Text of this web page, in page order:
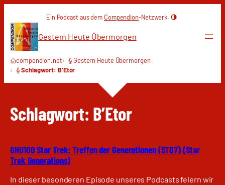
Inhalt
springen
Ein Podcast aus dem Compendion-Netzwerk.
Gestern Heute Übermorgen
compendion.net
Gestern Heute Übermorgen
Schlagwort: B’Etor
Schlagwort: B’Etor
GHU100 Star Trek: Treffen der Generationen (ST07) (Star
Trek Generations)
In dieser besonderen Episode unseres Podcasts feiern wir